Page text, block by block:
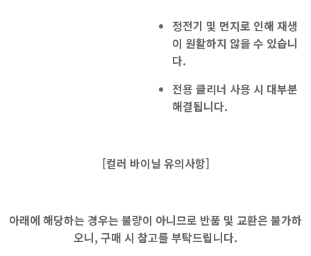
정전기 및 먼지로 인해 재생
이 원활하지 않을 수 있습니
다.
전용 클리너 사용 시 대부분
해결됩니다.
[컬러 바이닐 유의사항]
아래에 해당하는 경우는 불량이 아니므로 반품 및 교환은 불가하
오니, 구매 시 참고를 부탁드립니다.